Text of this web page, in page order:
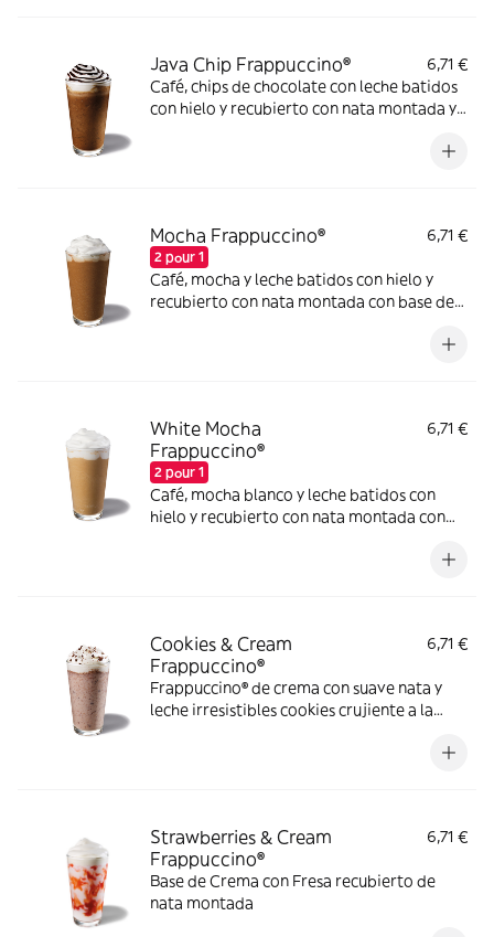
Java Chip Frappuccino®
6,71 €
Café, chips de chocolate con leche batidos
con hielo y recubierto con nata montada y
Mocha Frappuccino®
2 pour 1
6,71 €
Café, mocha y leche batidos con hielo y
recubierto con nata montada con base de
White Mocha
Frappuccino®
2 pour 1
6,71 €
Café, mocha blanco y leche batidos con
hielo y recubierto con nata montada con
Cookies & Cream
Frappuccino®
6,71 €
Frappuccino® de crema con suave nata y
leche irresistibles cookies crujiente a la
Strawberries & Cream
Frappuccino®
6,71 €
Base de Crema con Fresa recubierto de
nata montada